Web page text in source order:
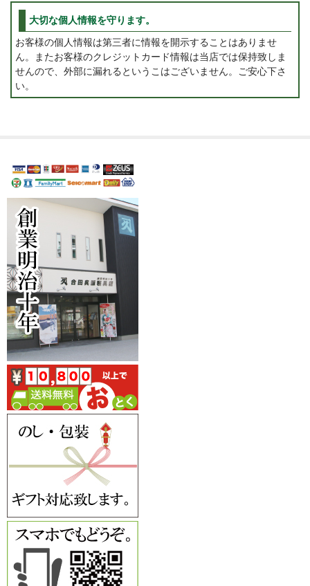
大切な個人情報を守ります。
お客様の個人情報は第三者に情報を開示することはありませ
ん。またお客様のクレジットカード情報は当店では保持致しま
せんので、外部に漏れるというこはございません。ご安心下さ
い。